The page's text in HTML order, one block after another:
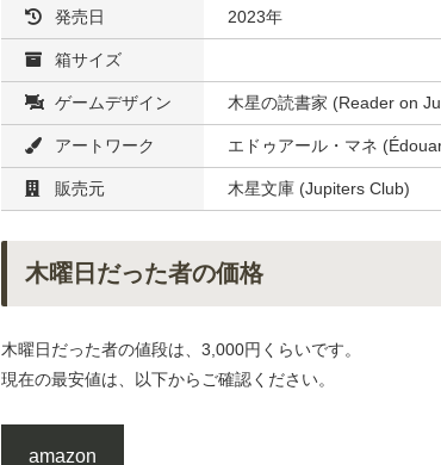
発売日 2023年
箱サイズ
ゲームデザイン 木星の読書家 (Reader on
アートワーク エドゥアール・マネ
販売元 木星文庫 (Jupiters Club)
木曜日だった者の価格
木曜日だった者の値段は、3,000円くらいです。
現在の最安値は、以下からご確認ください。
amazon